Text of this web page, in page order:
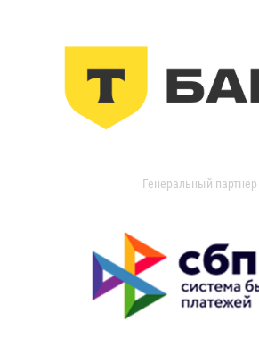
Генеральный партнер